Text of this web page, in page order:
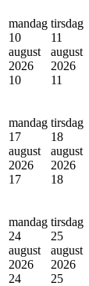
mandag
10
august
2026
10
tirsdag
11
august
2026
11
mandag
17
august
2026
17
tirsdag
18
august
2026
18
mandag
24
august
2026
24
tirsdag
25
august
2026
25